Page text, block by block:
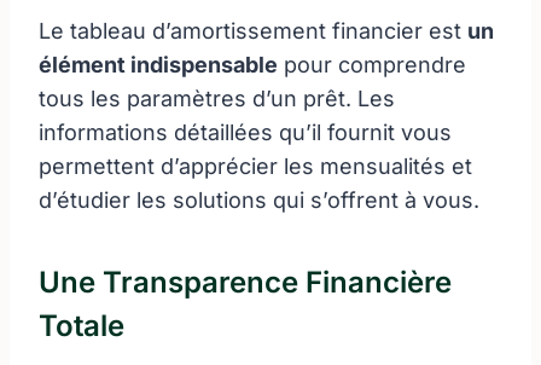
Le tableau d’amortissement financier est un
élément indispensable pour comprendre
tous les paramètres d’un prêt. Les
informations détaillées qu’il fournit vous
permettent d’apprécier les mensualités et
d’étudier les solutions qui s’offrent à vous.
Une Transparence Financière
Totale